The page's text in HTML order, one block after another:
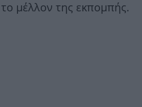
μέλλον της εκπομπής.